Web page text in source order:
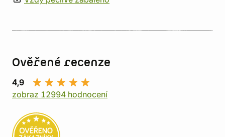
Ověřené recenze
4,9
zobraz 12994 hodnocení